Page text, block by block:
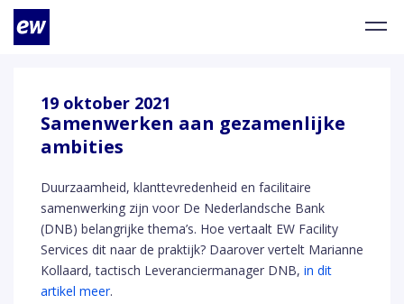
19 oktober 2021
Samenwerken aan gezamenlijke
ambities
Duurzaamheid, klanttevredenheid en facilitaire
samenwerking zijn voor De Nederlandsche Bank
(DNB) belangrijke thema’s. Hoe vertaalt EW Facility
Services dit naar de praktijk? Daarover vertelt Marianne
Kollaard, tactisch Leveranciermanager DNB, in dit
artikel meer.